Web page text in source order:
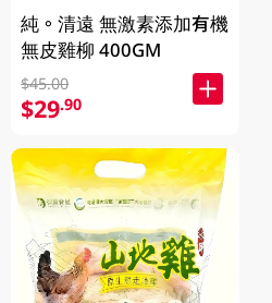
純。清遠 無激素添加有機
無皮雞柳 400GM
$45.00
$29.90